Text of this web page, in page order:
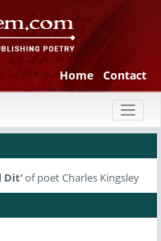
Home Contact
Dit'of poet Charles Kingsley